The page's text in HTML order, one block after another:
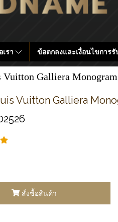
รา ข้อตกลงและเงื่อนไขการ
Vuitton Galliera
Vuitton Galliera
สั่งซื้อสินค้า